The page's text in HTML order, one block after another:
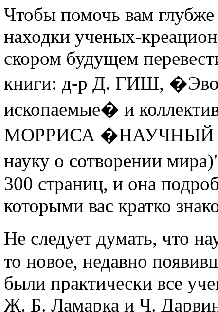
Чтобы помочь вам
находки ученых-
скором будущем
книги: д-р Д. ГИШ,
ископаемые� и
МОРРИСА �НАУЧНЫЙ
науку о сотворении
300 страниц, и она
которыми вас кратко
Не следует думать, что
то новое, недавно
были практически все
Ж. Б. Ламарка и Ч.